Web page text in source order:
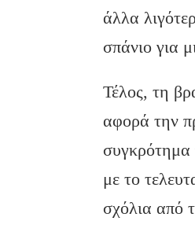
άλλα
σπάνιο για
Τέλος, τη
αφορά την
συγκρότημα
με το
σχόλια από